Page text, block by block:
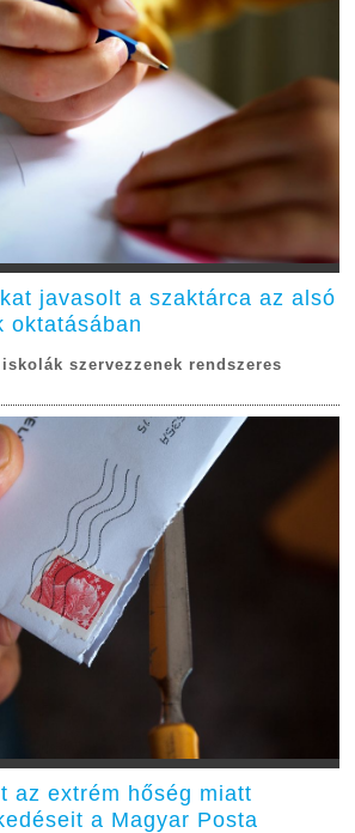
javasolt a szaktárca az alsó
oktatásában
szervezzenek rendszeres
az extrém hőség miatt
a Magyar Posta